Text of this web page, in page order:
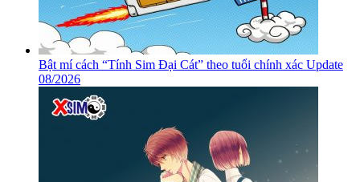
Bật mí cách “Tính Sim Đại Cát” theo tuổi chính xác Update
08/2026